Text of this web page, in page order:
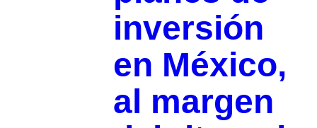
inversión
en México,
al margen